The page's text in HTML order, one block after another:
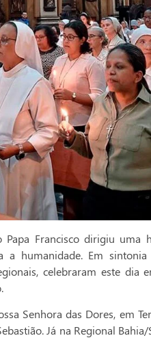
Francisco dirigiu uma
humanidade. Em sintonia
celebraram este dia
Senhora das Dores, em
Já na Regional